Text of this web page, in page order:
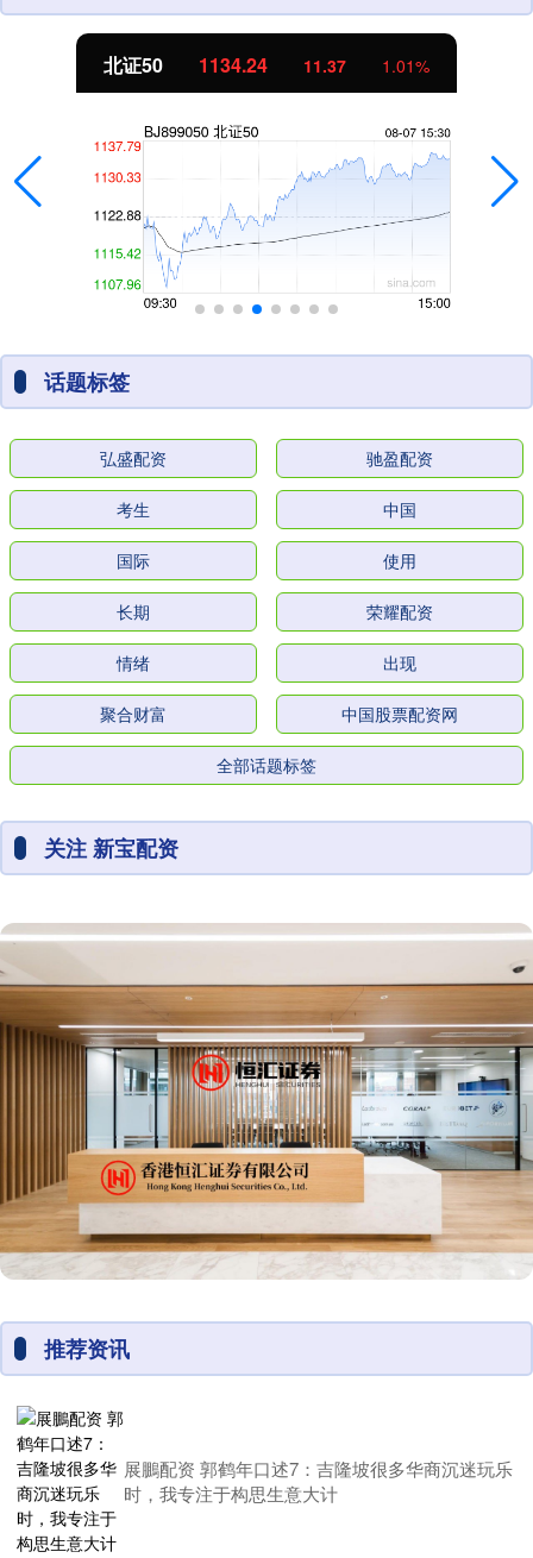
北证50 1134.24 11.37 1.01%
话题标签
弘盛配资 驰盈配资
考生 中国
国际 使用
长期 荣耀配资
情绪 出现
聚合财富 中国股票配资网
全部话题标签
关注 新宝配资
推荐资讯
展鵬配资 郭鹤年口述7：吉隆坡很多华商沉迷玩乐
时，我专注于构思生意大计